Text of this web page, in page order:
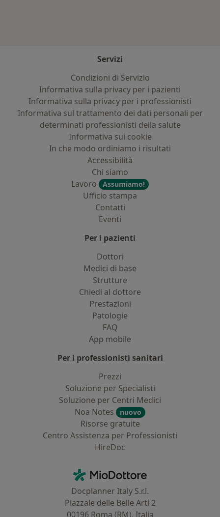
Servizi
Condizioni di Servizio
Informativa sulla privacy per i pazienti
Informativa sulla privacy per i professionisti
Informativa sul trattamento dei dati personali per
determinati professionisti della salute
Informativa sui cookie
In che modo ordiniamo i risultati
Accessibilità
Chi siamo
Lavoro
Assumiamo!
Ufficio stampa
Contatti
Eventi
Per i pazienti
Dottori
Medici di base
Strutture
Chiedi al dottore
Prestazioni
Patologie
FAQ
App mobile
Per i professionisti sanitari
Prezzi
Soluzione per Specialisti
Soluzione per Centri Medici
Noa Notes
nuovo
Risorse gratuite
Centro Assistenza per Professionisti
HireDoc
MioDottore - Homepage
Docplanner Italy S.r.l.
Piazzale delle Belle Arti 2
00196 Roma (RM), Italia